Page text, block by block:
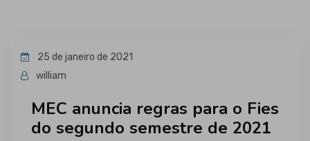
CURSOS
ESPAÇO DO ALUNO
25 de janeiro de 2021
william
MEC anuncia regras para o Fies
do segundo semestre de 2021